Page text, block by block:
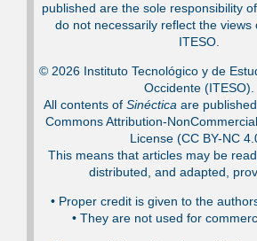
published are the sole responsibility
do not necessarily reflect the views
ITESO.
© 2026 Instituto Tecnológico y de
Occidente (ITESO).
All contents of Sinéctica are
Commons Attribution-
License (CC BY-NC
This means that articles may be
distributed, and adapted,
•⁠ Proper credit is given to the
•⁠ They are not used for